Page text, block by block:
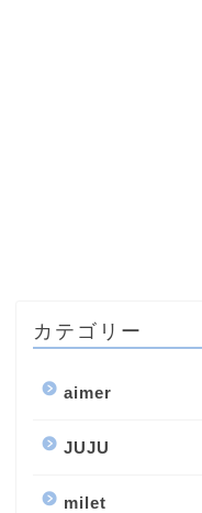
カテゴリー
aimer
JUJU
milet